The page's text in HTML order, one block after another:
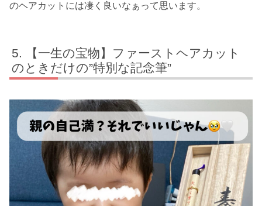
のヘアカットには凄く良いなぁって思います。
【一生の宝物】ファーストヘアカット
のときだけの”特別な記念筆”